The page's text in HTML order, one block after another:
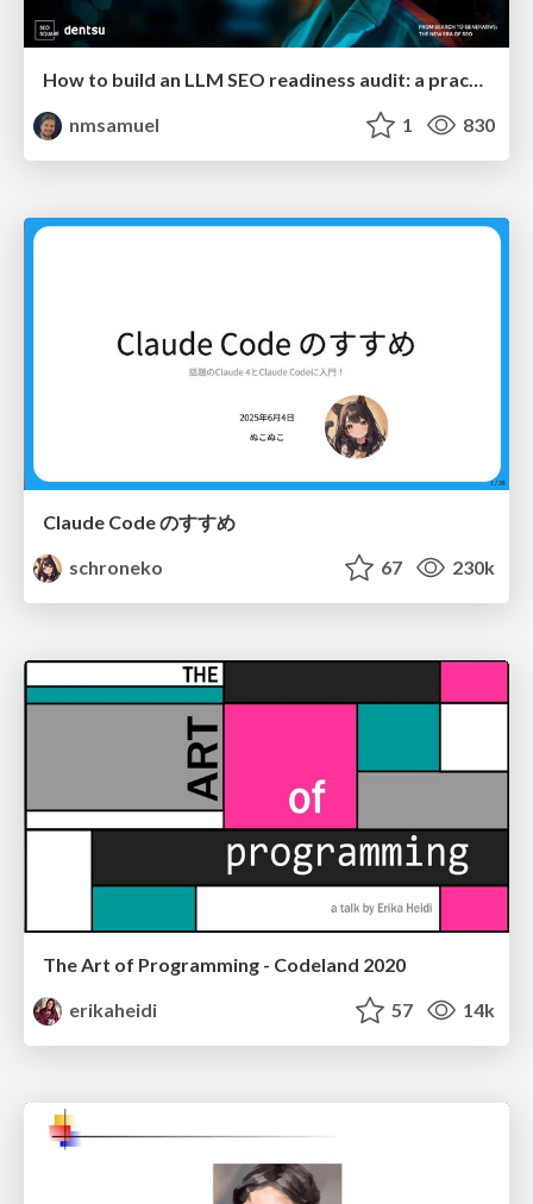
nmsamuel
1 830
Claude Code のすすめ
schroneko
67 230k
The Art of Programming - Codeland 2020
erikaheidi
57 14k